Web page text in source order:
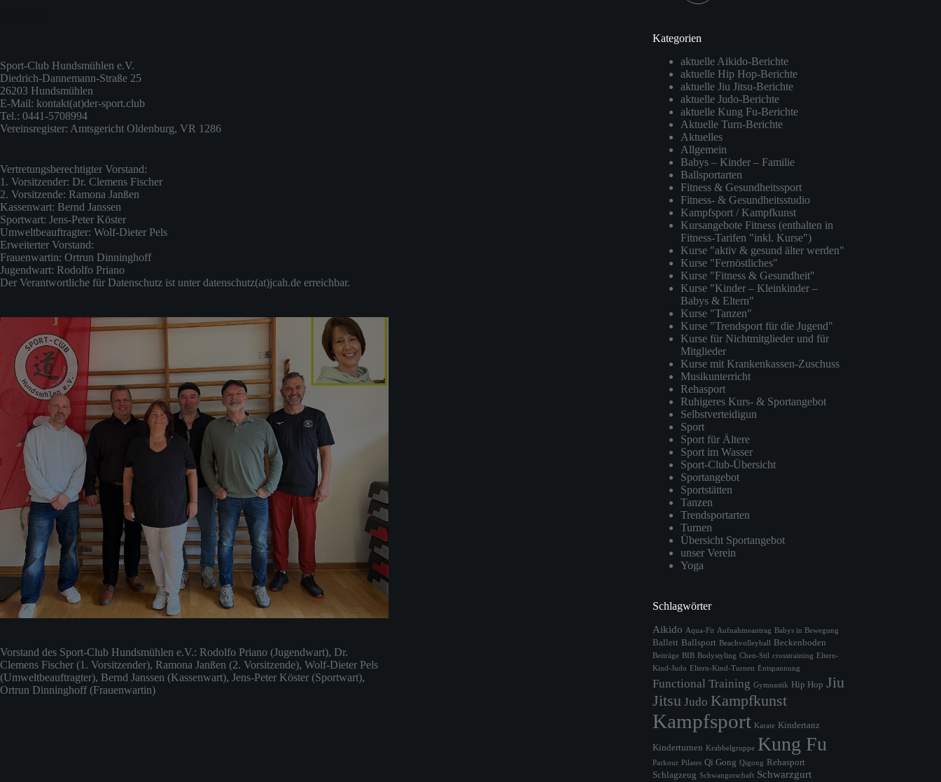
Sport-Club Hundsmühlen e.V.
Diedrich-Dannemann-Straße 25
26203 Hundsmühlen
E-Mail: kontakt(at)der-sport.club
Tel.: 0441-5708994
Vereinsregister: Amtsgericht Oldenburg, VR 1286
Vertretungsberechtigter Vorstand:
1. Vorsitzender: Dr. Clemens Fischer
2. Vorsitzende: Ramona Janßen
Kassenwart: Bernd Janssen
Sportwart: Jens-Peter Köster
Umweltbeauftragter: Wolf-Dieter Pels
Erweiterter Vorstand:
Frauenwartin: Ortrun Dinninghoff
Jugendwart: Rodolfo Priano
Der Verantwortliche für Datenschutz ist unter datenschutz(at)jcah.de erreichbar.
Vorstand des Sport-Club Hundsmühlen e.V.: Rodolfo Priano (Jugendwart), Dr.
Clemens Fischer (1. Vorsitzender), Ramona Janßen (2. Vorsitzende), Wolf-Dieter Pels
(Umweltbeauftragter), Bernd Janssen (Kassenwart), Jens-Peter Köster (Sportwart),
Ortrun Dinninghoff (Frauenwartin)
Kategorien
aktuelle Aikido-Berichte
aktuelle Hip Hop-Berichte
aktuelle Jiu Jitsu-Berichte
aktuelle Judo-Berichte
aktuelle Kung Fu-Berichte
Aktuelle Turn-Berichte
Aktuelles
Allgemein
Babys – Kinder – Familie
Ballsportarten
Fitness & Gesundheitssport
Fitness- & Gesundheitsstudio
Kampfsport / Kampfkunst
Kursangebote Fitness (enthalten in
Fitness-Tarifen "inkl. Kurse")
Kurse "aktiv & gesund älter werden"
Kurse "Fernöstliches"
Kurse "Fitness & Gesundheit"
Kurse "Kinder – Kleinkinder –
Babys & Eltern"
Kurse "Tanzen"
Kurse "Trendsport für die Jugend"
Kurse für Nichtmitglieder und für
Mitglieder
Kurse mit Krankenkassen-Zuschuss
Musikunterricht
Rehasport
Ruhigeres Kurs- & Sportangebot
Selbstverteidigun
Sport
Sport für Ältere
Sport im Wasser
Sport-Club-Übersicht
Sportangebot
Sportstätten
Tanzen
Trendsportarten
Turnen
Übersicht Sportangebot
unser Verein
Yoga
Schlagwörter
Aikido Aqua-Fit Aufnahmeantrag Babys in Bewegung
Ballett Ballsport Beachvolleyball Beckenboden
Beiträge BIB Bodystyling Chen-Stil crosstraining Eltern-
Kind-Judo Eltern-Kind-Turnen Entspannung
Functional Training Gymnastik Hip Hop Jiu
Jitsu Judo Kampfkunst
Kampfsport Karate Kindertanz
Kinderturnen Krabbelgruppe Kung Fu
Parkour Pilates Qi Gong Qigong Rehasport
Schlagzeug Schwangerschaft Schwarzgurt